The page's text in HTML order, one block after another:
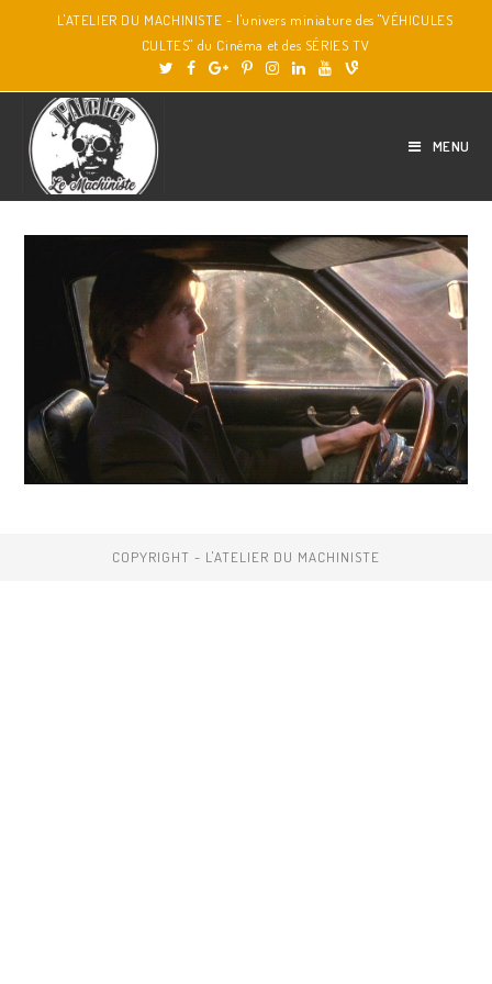
L'ATELIER DU MACHINISTE - l'univers miniature des "VÉHICULES
CULTES" du Cinéma et des SÉRIES TV
MENU
COPYRIGHT - L'ATELIER DU MACHINISTE